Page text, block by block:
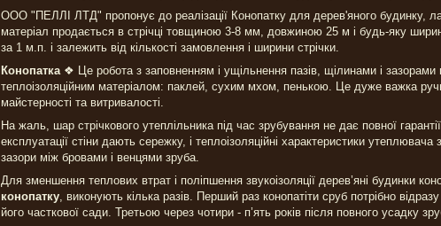
ООО "ПЕЛЛІ ЛТД" пропонує до реалізації Конопатку для дерев'яного будинку,
матеріал продається в стрічці товщиною 3-8 мм, довжиною 25 м і будь-яку
за 1 м.п. і залежить від кількості замовлення і ширини стрічки.
Конопатка ❖ Це робота з заповненням і ущільнення пазів, щілинами і зазорами
теплоізоляційним матеріалом: паклей, сухим мхом, пенькою. Це дуже важка
майстерності та витривалості.
На жаль, шар стрічкового утеплільника під час зрубування не дає повної
експлуатації стіни дають сережку, і теплоізоляційні характеристики
зазори між бровами і венцями зруба.
Для зменшення теплових втрат і поліпшення звукоізоляції дерев’яні будинки
конопатку , виконують кілька разів. Перший раз конопатіти сруб потрібно
його часткової сади. Третьою через чотири - п’ять років після повного усадку